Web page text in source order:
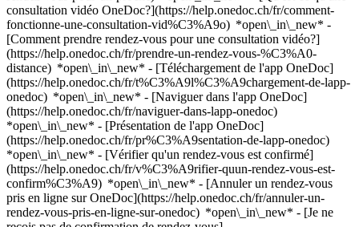
consultation vidéo OneDoc?](https://help.onedoc.ch/fr/comment-
fonctionne-une-consultation-vid%C3%A9o) *open\_in\_new* -
[Comment prendre rendez-vous pour une consultation vidéo?]
(https://help.onedoc.ch/fr/prendre-un-rendez-vous-%C3%A0-
distance) *open\_in\_new* - [Téléchargement de l'app OneDoc]
(https://help.onedoc.ch/fr/t%C3%A9l%C3%A9chargement-de-lapp-
onedoc) *open\_in\_new* - [Naviguer dans l'app OneDoc]
(https://help.onedoc.ch/fr/naviguer-dans-lapp-onedoc)
*open\_in\_new* - [Présentation de l'app OneDoc]
(https://help.onedoc.ch/fr/pr%C3%A9sentation-de-lapp-onedoc)
*open\_in\_new* - [Vérifier qu'un rendez-vous est confirmé](https://help.onedoc.ch/fr/v%C3%A9rifier-quun-rendez-vous-est-confirm%C3%A9) *open\_in\_new* - [Annuler un rendez-vous pris en ligne sur OneDoc](https://help.onedoc.ch/fr/annuler-un-rendez-vous-pris-en-ligne-sur-onedoc) *open\_in\_new* - [Je ne reçois pas de confirmation de rendez-vous](https://help.onedoc.ch/fr/je-ne-re%C3%A7ois-pas-de-confirmation-de-rendez-vous) *open\_in\_new* [Voir tous nos articles *open\_in\_new*](https://help.onedoc.ch/fr/) close ## Modifier votre recherche ![Maison avec un signe plus annonçant qu’une consultation peut être effectuée sur place](https://www.onedoc.ch/assets/images/icons/on-site.svg) Sur place ![Caméra avec un symbole lecture annonçant qu’une consultation peut être effectuée à distance en vidéo](https://www.onedoc.ch/assets/images/icons/remote.svg) À distance Rechercher #### Spécialités #### Praticiens #### Établissements edit Contraception à Bussigny tune Filtrer par Nouveaux patients*keyboard\_arrow\_down* - Acceptés*check\_circle* Langue parlée*keyboard\_arrow\_down* - Albanais*check\_circle* - Allemand*check\_circle* - Anglais*check\_circle* - Espagnol*check\_circle* - Français*check\_circle* - Grec*check\_circle* - Italien*check\_circle* - Macédonien*check\_circle* - Persan*check\_circle* - Polonais*check\_circle* - Roumain*check\_circle* Sexe*keyboard\_arrow\_down* - Femme*check\_circle* - Homme*check\_circle* Réseau*keyboard\_arrow\_down* - Réseau Bleu*check\_circle* - Hirslanden*check\_circle* - Ensemble hospitalier de la Côte - EHC*check\_circle* Disponibilité*keyboard\_arrow\_down* - Disponible aujourdhui*check\_circle* - Dans les 3 prochains jours*check\_circle* - Dans les 7 prochains jours*check\_circle* - Dans les 14 prochains jours*check\_circle* # __Contraception__ à __Bussigny__: prenez rendez-vous en ligne aujourd'hui ## 1 résultat à Bussigny [![Dr. Layla Ossmann, gynécologue obstétricienne à Bussigny](https://assets.onedoc.ch/images/users/fdd1a472bcfae86db79f77f164534eaa6700510ac795709b8a74fc762e58b5ae-small.png "Dr. Layla Ossmann, gynécologue obstétricienne à Bussigny")](https://www.onedoc.ch/fr/gynecologue-obstetricienne/bussigny/pcvrz/dr-layla-ossmann) ### [Dr. Layla Ossmann](https://www.onedoc.ch/fr/gynecologue-obstetricienne/bussigny/pcvrz/dr-layla-ossmann) ![Badge indiquant un profil vérifié](https://www.onedoc.ch/assets/images/icons/checkmark.svg) [Gynécologue obstétricienne](https://www.onedoc.ch/fr/gynecologue-obstetricien/bussigny) [Centre médical de Bussigny](https://www.onedoc.ch/fr/centre-medical/bussigny/ebca3/centre-medical-de-bussigny) Rue Saint-Germain 2 1030 Bussigny ![Dr. Layla Ossmann est affiliée au réseau Réseau Bleu](https://assets.onedoc.ch/images/networks/logos/958e41186bbb0331ac7ca183fa1a6965f3a1620d91b1c12c3f810055404b6288-small.png)![Dr. Layla Ossmann est affiliée au réseau Ensemble hospitalier de la Côte - EHC](https://assets.onedoc.ch/images/networks/logos/483a2569649ba245b4978698bfbe894b61b172d08ec48946ccf63f419c185810-small.png) ![Icône patient avec un signe plus annonçant que le professionnel accepte de nouveaux patients](https://www.onedoc.ch/assets/images/icons/new-patients.svg)Accepte les nouveaux patients [Réserver un RDV](https://www.onedoc.ch/fr/gynecologue-obstetricienne/bussigny/pcvrz/dr-layla-ossmann) Expertises: Contraception Voir plus *chevron\_left* mar. 04 août *chevron\_right* Voir plus de rendez-vous *error\_outline* Une erreur s'est produite lors du chargement des disponibilités [Réessayer](https://www.onedoc.ch) Expertises: Contraception Voir plus ## __Contraception__: d'autres spécialistes sont réservables en ligne dans les environs de __Bussigny__ [![Dr. Manuela Haggenjos, gynécologue obstétricienne à Prilly](https://assets.onedoc.ch/images/users/6d06e63910ecf0275addfcafbb988c683ec5a265ba9eabb82ec32ad58f3c4e14-small.jpg "Dr. Manuela Haggenjos, gynécologue obstétricienne à Prilly")](https://www.onedoc.ch/fr/gynecologue-obstetricienne/prilly/pcl5e/dr-manuela-haggenjos) ### [Dr. Manuela Haggenjos](https://www.onedoc.ch/fr/gynecologue-obstetricienne/prilly/pcl5e/dr-manuela-haggenjos) [Gynécologue obstétricienne](https://www.onedoc.ch/fr/gynecologue-obstetricien/prilly) [Cabinet médical Prilly centre](https://www.onedoc.ch/fr/cabinet-medical/prilly/e47p/cabinet-medical-prilly-centre) Route de Cossonay 28B 1008 Prilly ![Icône patient avec un signe moins annonçant que le professionnel n’accepte pas de nouveaux patients](https://www.onedoc.ch/assets/images/icons/no-new-patients.svg)N'accepte pas de nouveaux patients [Réserver un RDV](https://www.onedoc.ch/fr/gynecologue-obstetricienne/prilly/pcl5e/dr-manuela-haggenjos) Expertises:[Contraception](https://www.onedoc.ch/fr/contraception/prilly), [Suivi de grossesse](https://www.onedoc.ch/fr/suivi-de-grossesse/prilly), [Maladies Sexuellement Transmissibles | Infections Sexuellement Transmissibles (MST/IST)](https://www.onedoc.ch/fr/maladies-sexuellement-transmissibles-infections-sexuellement-transmissibles-mst-ist/prilly), [Ménopause](https://www.onedoc.ch/fr/menopause/prilly), [Colposcopie](https://www.onedoc.ch/fr/colposcopie/prilly), [Interruption volontaire de grossesse (IVG)](https://www.onedoc.ch/fr/interruption-volontaire-de-grossesse-ivg/prilly), [Dépistage cancer du sein](https://www.onedoc.ch/fr/depistage-cancer-du-sein/prilly), [Dépistage du HPV | Frottis](https://www.onedoc.ch/fr/depistage-du-hpv-frottis/prilly), [Stérilet](https://www.onedoc.ch/fr/sterilet/prilly), [Urgence gynécologique](https://www.onedoc.ch/fr/urgence-gynecologique/prilly)Voir plus *chevron\_left* mar. 04 août *chevron\_right* Voir plus de rendez-vous *error\_outline* Une erreur s'est produite lors du chargement des disponibilités [Réessayer](https://www.onedoc.ch) Expertises:[Contraception](https://www.onedoc.ch/fr/contraception/prilly), [Suivi de grossesse](https://www.onedoc.ch/fr/suivi-de-grossesse/prilly), [Maladies Sexuellement Transmissibles | Infections Sexuellement Transmissibles (MST/IST)](https://www.onedoc.ch/fr/maladies-sexuellement-transmissibles-infections-sexuellement-transmissibles-mst-ist/prilly), [Ménopause](https://www.onedoc.ch/fr/menopause/prilly), [Colposcopie](https://www.onedoc.ch/fr/colposcopie/prilly), [Interruption volontaire de grossesse (IVG)](https://www.onedoc.ch/fr/interruption-volontaire-de-grossesse-ivg/prilly), [Dépistage cancer du sein](https://www.onedoc.ch/fr/depistage-cancer-du-sein/prilly), [Dépistage du HPV | Frottis](https://www.onedoc.ch/fr/depistage-du-hpv-frottis/prilly), [Stérilet](https://www.onedoc.ch/fr/sterilet/prilly), [Urgence gynécologique](https://www.onedoc.ch/fr/urgence-gynecologique/prilly)Voir plus [![Dr. Layla Ossmann, gynécologue obstétricienne à Crissier](https://assets.onedoc.ch/images/users/fdd1a472bcfae86db79f77f164534eaa6700510ac795709b8a74fc762e58b5ae-small.png "Dr. Layla Ossmann, gynécologue obstétricienne à Crissier")](https://www.onedoc.ch/fr/gynecologue-obstetricienne/crissier/pc2rz/dr-layla-ossmann) ### [Dr. Layla Ossmann](https://www.onedoc.ch/fr/gynecologue-obstetricienne/crissier/pc2rz/dr-layla-ossmann) ![Badge indiquant un profil vérifié](https://www.onedoc.ch/assets/images/icons/checkmark.svg) [Gynécologue obstétricienne](https://www.onedoc.ch/fr/gynecologue-obstetricien/crissier) [Centre médical Nord-Sud](https://www.onedoc.ch/fr/centre-medical/crissier/e959/centre-medical-nord-sud) Rue du Jura 2 1023 Crissier ![Dr. Layla Ossmann est affiliée au réseau Réseau Bleu](https://assets.onedoc.ch/images/networks/logos/958e41186bbb0331ac7ca183fa1a6965f3a1620d91b1c12c3f810055404b6288-small.png)![Dr. Layla Ossmann est affiliée au réseau Ensemble hospitalier de la Côte - EHC](https://assets.onedoc.ch/images/networks/logos/483a2569649ba245b4978698bfbe894b61b172d08ec48946ccf63f419c185810-small.png) ![Icône patient avec un signe plus annonçant que le professionnel accepte de nouveaux patients](https://www.onedoc.ch/assets/images/icons/new-patients.svg)Accepte les nouveaux patients [Réserver un RDV](https://www.onedoc.ch/fr/gynecologue-obstetricienne/crissier/pc2rz/dr-layla-ossmann) Expertises:[Contraception](https://www.onedoc.ch/fr/contraception/crissier)Voir plus *chevron\_left* mar. 04 août *chevron\_right* Voir plus de rendez-vous *error\_outline* Une erreur s'est produite lors du chargement des disponibilités [Réessayer](https://www.onedoc.ch) Expertises:[Contraception](https://www.onedoc.ch/fr/contraception/crissier)Voir plus [![Dr. Ying Ying Dony-So, gynécologue obstétricienne à Lausanne](https://assets.onedoc.ch/images/users/3387f76cd1fb0176e7ae1eb6587ccda84de1410fb0d499ad6885d3e346802e20-small.jpg "Dr. Ying Ying Dony-So, gynécologue obstétricienne à Lausanne")](https://www.onedoc.ch/fr/gynecologue-obstetricienne/lausanne/pcq76/dr-ying-ying-dony-so) ### [Dr. Ying Ying Dony-So](https://www.onedoc.ch/fr/gynecologue-obstetricienne/lausanne/pcq76/dr-ying-ying-dony-so) ![Badge indiquant un profil vérifié](https://www.onedoc.ch/assets/images/icons/checkmark.svg) [Gynécologue obstétricienne](https://www.onedoc.ch/fr/gynecologue-obstetricien/lausanne) [Ellie - Santé de la femme](https://www.onedoc.ch/fr/cabinet-medical/lausanne/e96b/ellie-sante-de-la-femme) Route des Plaines-du-Loup 55 1018 Lausanne ![Icône patient avec un signe moins annonçant que le professionnel n’accepte pas de nouveaux patients](https://www.onedoc.ch/assets/images/icons/no-new-patients.svg)N'accepte pas de nouveaux patients [Réserver un RDV](https://www.onedoc.ch/fr/gynecologue-obstetricienne/lausanne/pcq76/dr-ying-ying-dony-so) Expertises:[Contraception](https://www.onedoc.ch/fr/contraception/lausanne), [Suivi de grossesse](https://www.onedoc.ch/fr/suivi-de-grossesse/lausanne), [Maladies Sexuellement Transmissibles | Infections Sexuellement Transmissibles (MST/IST)](https://www.onedoc.ch/fr/maladies-sexuellement-transmissibles-infections-sexuellement-transmissibles-mst-ist/lausanne)Voir plus Experti